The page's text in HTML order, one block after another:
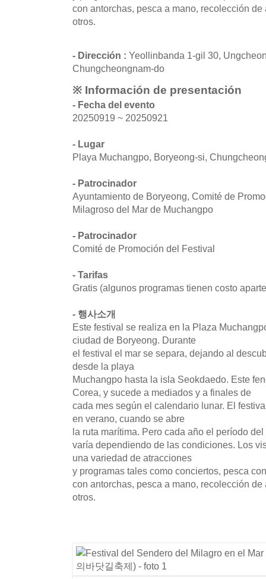
con antorchas, pesca a mano, recolección
otros.
- Dirección : Yeollinbanda 1-gil 30,
Chungcheongnam-do
※ Información de presentación
- Fecha del evento
20250919 ~ 20250921
- Lugar
Playa Muchangpo, Boryeong-si,
- Patrocinador
Ayuntamiento de Boryeong, Comité de
Milagroso del Mar de Muchangpo
- Patrocinador
Comité de Promoción del Festival
- Tarifas
Gratis (algunos programas tienen costo
- 행사소개
Este festival se realiza en la Plaza
ciudad de Boryeong. Durante
el festival el mar se separa, dejando al
desde la playa
Muchangpo hasta la isla Seokdaedo. Este
Corea, y sucede a mediados y a finales de
cada mes según el calendario lunar. El
en verano, cuando se abre
la ruta marítima. Pero cada año el período
varía dependiendo de las condiciones. Los
una variedad de atracciones
y programas tales como conciertos, pesca
con antorchas, pesca a mano, recolección
otros.